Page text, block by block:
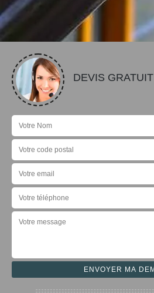
DEVIS GRATUIT